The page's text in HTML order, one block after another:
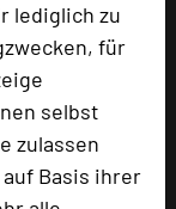
lediglich zu
für
selbst
zulassen
Basis ihrer
55